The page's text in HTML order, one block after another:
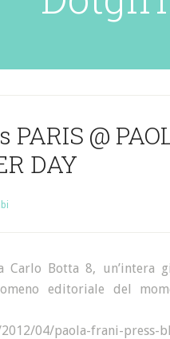
PARIS @
DAY
Botta 8, un’intera
editoriale del
04/paola-frani-press-